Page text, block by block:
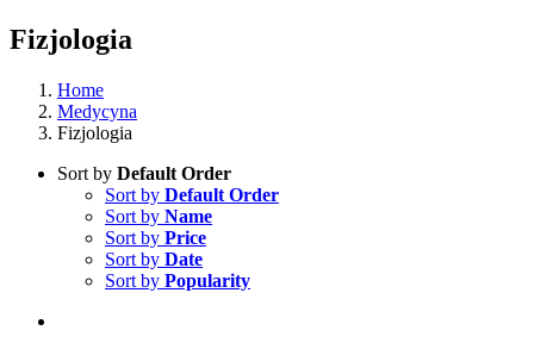
Fizjologia
Home
Medycyna
Fizjologia
Sort by Default Order
Sort by Default Order
Sort by Name
Sort by Price
Sort by Date
Sort by Popularity